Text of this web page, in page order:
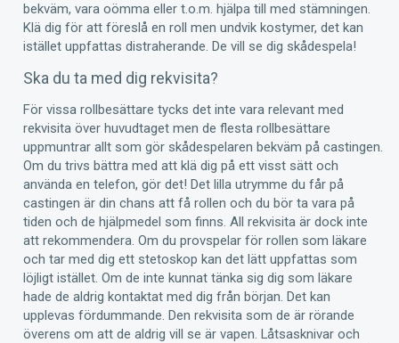
bekväm, vara oömma eller t.o.m. hjälpa till med stämningen.
Klä dig för att föreslå en roll men undvik kostymer, det kan
istället uppfattas distraherande. De vill se dig skådespela!
Ska du ta med dig rekvisita?
För vissa rollbesättare tycks det inte vara relevant med
rekvisita över huvudtaget men de flesta rollbesättare
uppmuntrar allt som gör skådespelaren bekväm på castingen.
Om du trivs bättra med att klä dig på ett visst sätt och
använda en telefon, gör det! Det lilla utrymme du får på
castingen är din chans att få rollen och du bör ta vara på
tiden och de hjälpmedel som finns. All rekvisita är dock inte
att rekommendera. Om du provspelar för rollen som läkare
och tar med dig ett stetoskop kan det lätt uppfattas som
löjligt istället. Om de inte kunnat tänka sig dig som läkare
hade de aldrig kontaktat med dig från början. Det kan
upplevas fördummande. Den rekvisita som de är rörande
överens om att de aldrig vill se är vapen. Låtsasknivar och